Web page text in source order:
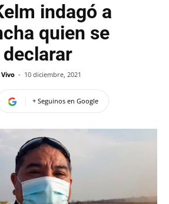
indagó a
quien se
- 10 diciembre, 2021
+ Seguinos en Google